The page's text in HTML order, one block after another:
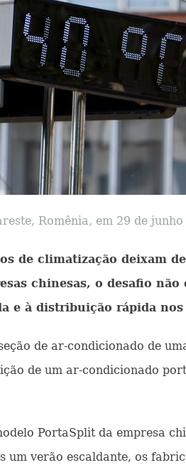
Romênia, em 29 de
de climatização deixam
chinesas, o desafio
e à distribuição rápida
de ar-condicionado de
de um ar-condicionado
PortaSplit da empresa
verão escaldante, os